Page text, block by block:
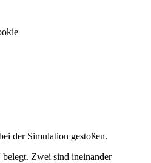
der Simulation gestoßen.
Zwei sind ineinander